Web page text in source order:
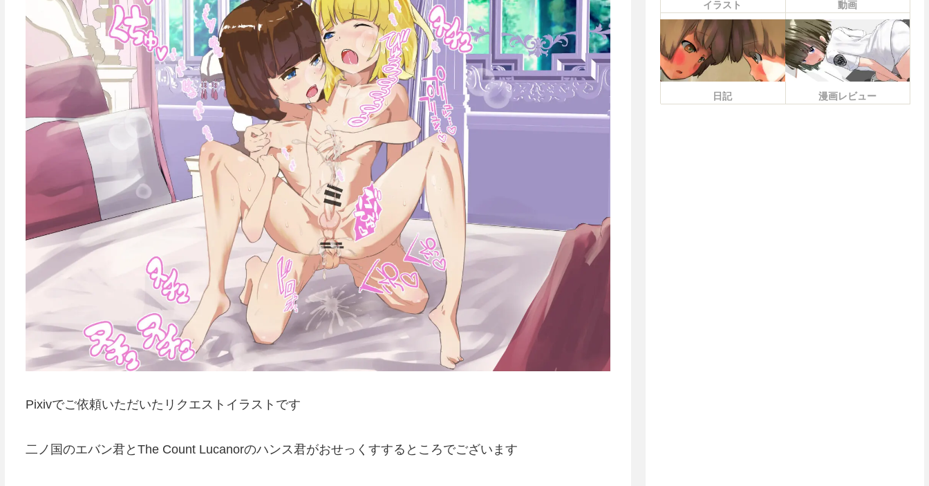
Pixivでご依頼いただいたリクエストイラストです
二ノ国のエバン君とThe Count Lucanorのハンス君がおせっくすするところでございます
イラスト 動画
日記 漫画レビュー